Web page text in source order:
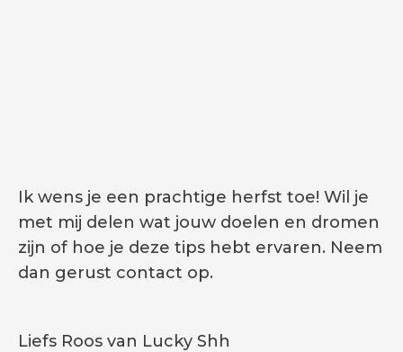
Ik wens je een prachtige herfst toe! Wil je
met mij delen wat jouw doelen en dromen
zijn of hoe je deze tips hebt ervaren. Neem
dan gerust contact op.
Liefs Roos van Lucky Shh